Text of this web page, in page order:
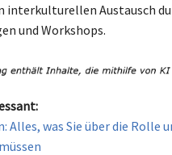
interkulturellen Austausch
und Workshops.
Alles, was Sie über die Rolle